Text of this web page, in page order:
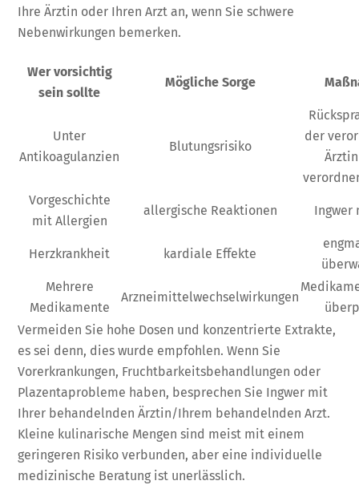
Ihre Ärztin oder Ihren Arzt an, wenn Sie schwere
Nebenwirkungen bemerken.
Wer vorsichtig
sein sollte
Mögliche Sorge
Unter
Antikoagulanzien
Blutungsrisiko
der
Vorgeschichte
mit Allergien
allergische Reaktionen Ingwer
Herzkrankheit kardiale Effekte
Mehrere
Medikamente
Arzneimittelwechselwirkungen
Vermeiden Sie hohe Dosen und konzentrierte Extrakte,
es sei denn, dies wurde empfohlen. Wenn Sie
Vorerkrankungen, Fruchtbarkeitsbehandlungen oder
Plazentaprobleme haben, besprechen Sie Ingwer mit
Ihrer behandelnden Ärztin/Ihrem behandelnden Arzt.
Kleine kulinarische Mengen sind meist mit einem
geringeren Risiko verbunden, aber eine individuelle
medizinische Beratung ist unerlässlich.